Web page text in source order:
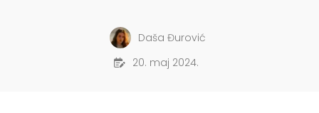
Daša Đurović
20. maj 2024.